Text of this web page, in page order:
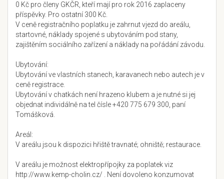
0 Kč pro členy GKČR, kteří mají pro rok 2016 zaplaceny
příspěvky. Pro ostatní 300 Kč.
V ceně registračního poplatku je zahrnut vjezd do areálu,
startovné, náklady spojené s ubytováním pod stany,
zajištěním sociálního zařízení a náklady na pořádání závodu.
Ubytování:
Ubytování ve vlastních stanech, karavanech nebo autech je v
ceně registrace.
Ubytování v chatkách není hrazeno klubem a je nutné si jej
objednat individálně na tel čísle +420 775 679 300, paní
Tomášková.
Areál:
V areálu jsou k dispozici hřiště travnaté; ohniště; restaurace.
V areálu je možnost elektropřípojky za poplatek viz
http://www.kemp-cholin.cz/ . Není dovoleno konzumovat